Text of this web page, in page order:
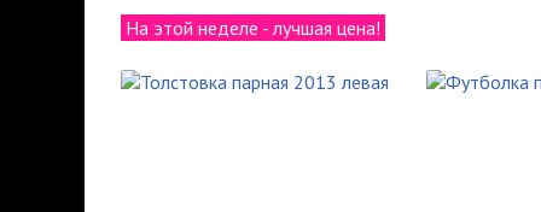
На этой неделе - лучшая цена!